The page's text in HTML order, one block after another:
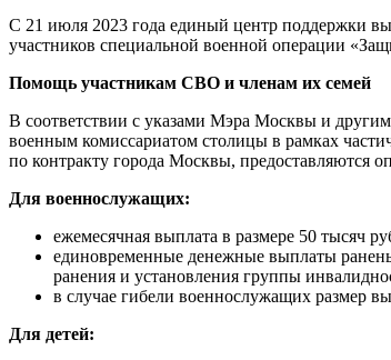
С 21 июля 2023 года единый центр поддержки
участников специальной военной операции
Помощь участникам СВО и членам их семей
В соответствии с указами Мэра Москвы и
военным комиссариатом столицы в рамках
по контракту города Москвы, предоставляются
Для военнослужащих:
ежемесячная выплата в размере 50 тысяч
единовременные денежные выплаты
ранения и установления группы
в случае гибели военнослужащих размер
Для детей: